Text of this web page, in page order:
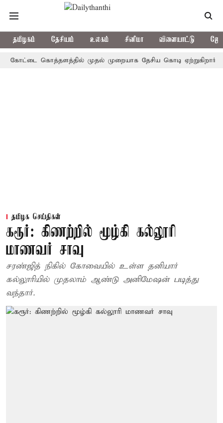
தமிழகம் தேசியம் உலகம் சினிமா விளையாட்டு
கொத்தளத்தில் முதல் முறையாக தேசிய கொடி ஏற்றுகிறார்,
தமிழக செய்திகள்
கரூர்: கிணற்றில் மூழ்கி கல்லூரி
மாணவர் சாவு
சரண்ஜித் நிகில் கோவையில் உள்ள தனியார்
கல்லூரியில் முதலாம் ஆண்டு அனிமேஷன் படித்து
வந்தார்.